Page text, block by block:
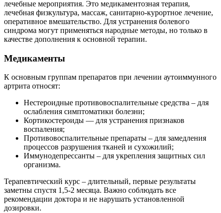
лечебные мероприятия. Это медикаментозная терапия,
лечебная физкультура, массаж, санитарно-курортное лечение,
оперативное вмешательство. Для устранения болевого
синдрома могут применяться народные методы, но только в
качестве дополнения к основной терапии.
Медикаменты
К основным группам препаратов при лечении аутоиммунного
артрита относят:
Нестероидные противовоспалительные средства – для
ослабления симптоматики болезни;
Кортикостероиды — для устранения признаков
воспаления;
Противовоспалительные препараты – для замедления
процессов разрушения тканей и сухожилий;
Иммунодепрессанты – для укрепления защитных сил
организма.
Терапевтический курс – длительный, первые результаты
заметны спустя 1,5-2 месяца. Важно соблюдать все
рекомендации доктора и не нарушать установленной
дозировки.